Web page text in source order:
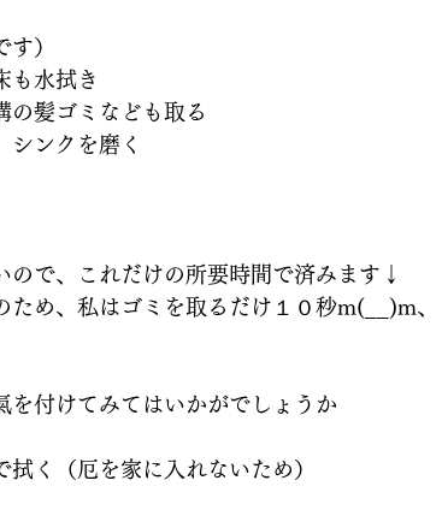
）
も水拭き
の髪ゴミなども取る
シンクを磨く
ので、これだけの所要時間で済みます↓
め、私はゴミを取るだけ１０秒m(__)m、
を付けてみてはいかがでしょうか
く（厄を家に入れないため）